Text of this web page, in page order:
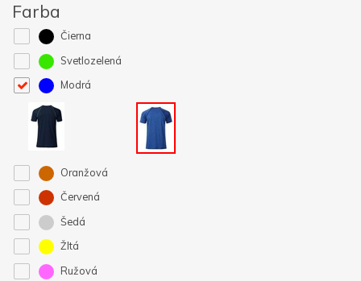
Farba
Čierna
Svetlozelená
Modrá
Oranžová
Červená
Šedá
Žltá
Ružová